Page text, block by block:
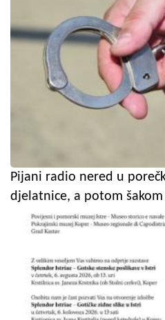
Pijani radio nered u
djelatnice, a potom